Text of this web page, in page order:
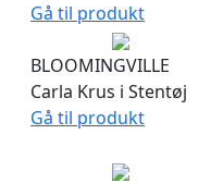
Gå til produkt
BLOOMINGVILLE
Carla Krus i Stentøj
Gå til produkt